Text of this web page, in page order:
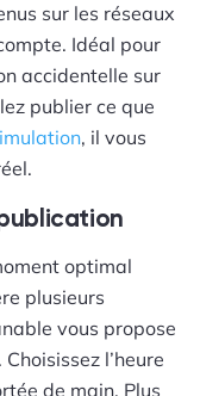
sur les réseaux
Idéal pour
accidentelle sur
publier ce que
, il vous
optimal
plusieurs
vous propose
l’heure
de main. Plus